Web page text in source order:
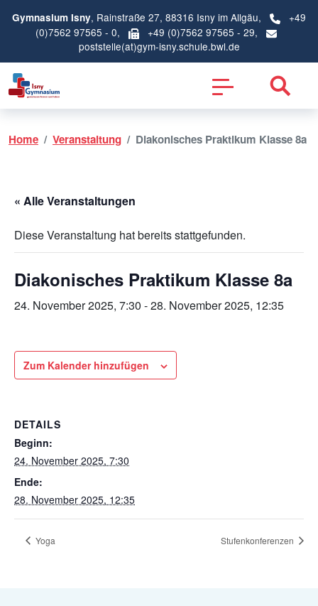
Gymnasium Isny, Rainstraße 27, 88316 Isny im Allgäu,
+49
(0)7562 97565 - 0,
+49 (0)7562 97565 - 29,
poststelle(at)gym-isny.schule.bwl.de
Home Veranstaltung Diakonisches Praktikum Klasse 8a
« Alle Veranstaltungen
Diese Veranstaltung hat bereits stattgefunden.
Diakonisches Praktikum Klasse 8a
24. November 2025, 7:30 -28. November 2025, 12:35
Zum Kalender hinzufügen
DETAILS
Beginn:
24. November 2025, 7:30
Ende:
28. November 2025, 12:35
Yoga Stufenkonferenzen